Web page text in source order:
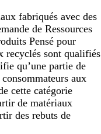
fabriqués avec des
de Ressources
Pensé pour
recyclés sont qualifiés
qu’une partie de
aux
cette catégorie
de matériaux
des rebuts de